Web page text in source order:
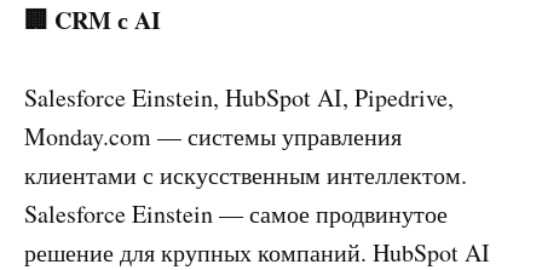
🏢 CRM с AI
Salesforce Einstein, HubSpot AI, Pipedrive,
Monday.com — системы управления
клиентами с искусственным интеллектом.
Salesforce Einstein — самое продвинутое
решение для крупных компаний. HubSpot AI